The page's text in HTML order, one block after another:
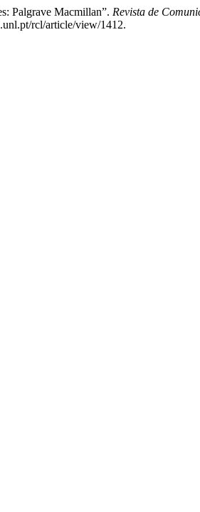
Palgrave Macmillan”. Revista de
rcl/article/view/1412.